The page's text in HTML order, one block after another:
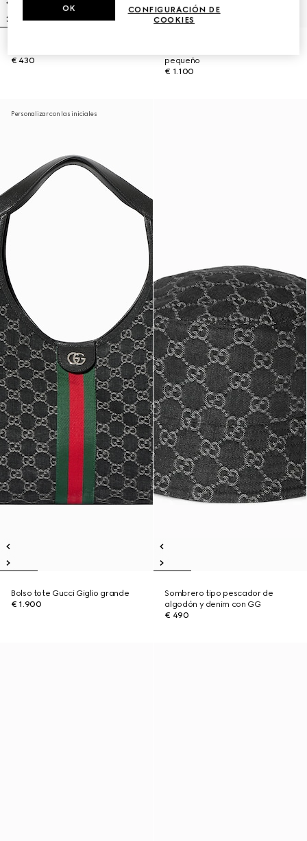
€ 430
pequeño
€ 1.100
Personalizar con las iniciales
Bolso tote Gucci Giglio grande
€ 1.900
Sombrero tipo pescador de
algodón y denim con GG
€ 490
CONFIGURACIÓN DE
COOKIES
OK